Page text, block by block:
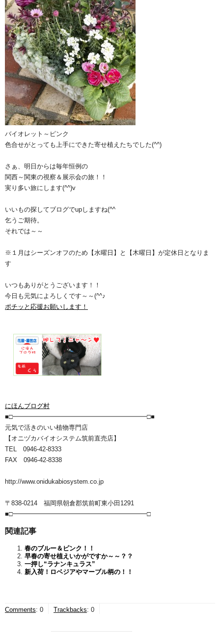
バイオレット～ピンク
色合せがとっても上手にできた寄せ植えたちでした(^^)
さぁ、明日からは毎年恒例の
関西～関東の視察＆展示会の旅！！
実り多い旅にします(^^)v
いいもの探してブログでupしますね(^^ゞ
乞うご期待。
それでは～～
※１月はシーズンオフのため【水曜日】と【木曜日】が定休日となりま
す
いつもありがとうございます！！
今日も元気によろしくです～～(^^♪
ポチッと応援お願いします！
にほんブログ村
■□━━━━━━━━━━━━━━━━━━━━━□■
元気で活きのいい植物専門店
【オニヅカバイオシステム筑前直売店】
TEL 0946-42-8333
FAX 0946-42-8338
http://www.onidukabiosystem.co.jp
〒838-0214 福岡県朝倉郡筑前町東小田1291
■□━━━━━━━━━━━━━━━━━━━━━□
関連記事
春のブルー＆ピンク！！
早春の寄せ植えいかがですか～～？？
一押し“ラナンキュラス”
新入荷！ロベジアやマーブル柄の！！
Comments: 0 Trackbacks: 0